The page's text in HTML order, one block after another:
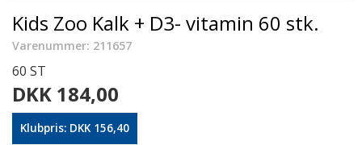
Kids Zoo Kalk + D3- vitamin 60 stk.
Varenummer: 211657
60 ST
DKK 184,00
Klubpris: DKK 156,40